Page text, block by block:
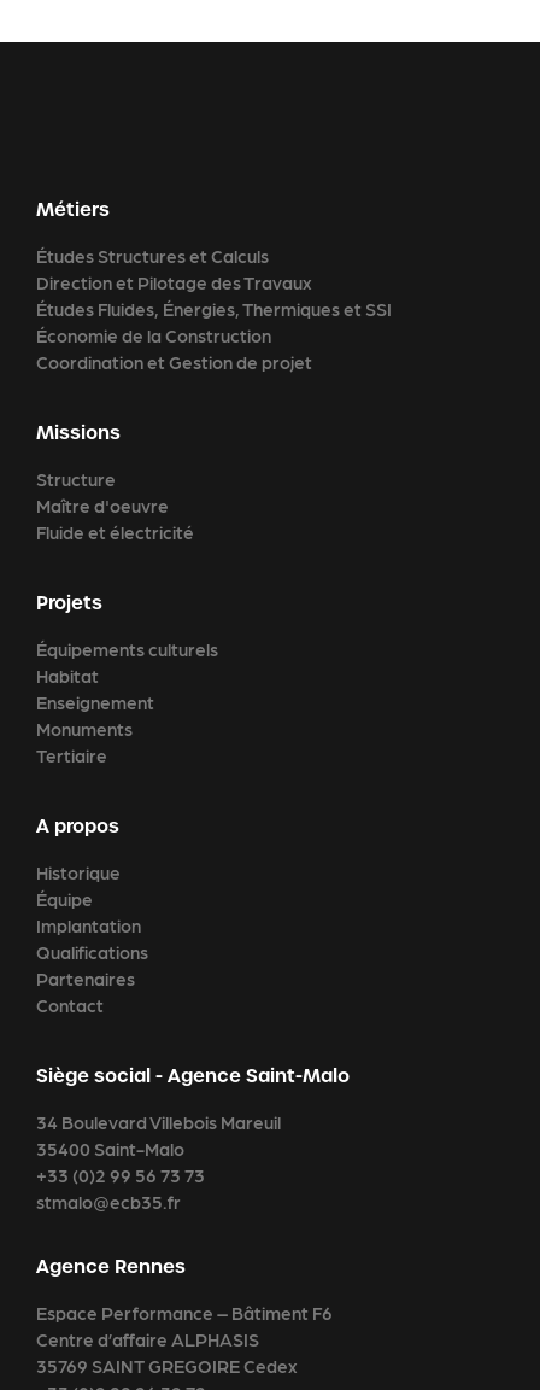
Métiers
Études Structures et Calculs
Direction et Pilotage des Travaux
Études Fluides, Énergies, Thermiques et SSI
Économie de la Construction
Coordination et Gestion de projet
Missions
Structure
Maître d'oeuvre
Fluide et électricité
Projets
Équipements culturels
Habitat
Enseignement
Monuments
Tertiaire
A propos
Historique
Équipe
Implantation
Qualifications
Partenaires
Contact
Siège social - Agence Saint-Malo
34 Boulevard Villebois Mareuil
35400 Saint-Malo
+33 (0)2 99 56 73 73
stmalo@ecb35.fr
Agence Rennes
Espace Performance – Bâtiment F6
Centre d’affaire ALPHASIS
35769 SAINT GREGOIRE Cedex